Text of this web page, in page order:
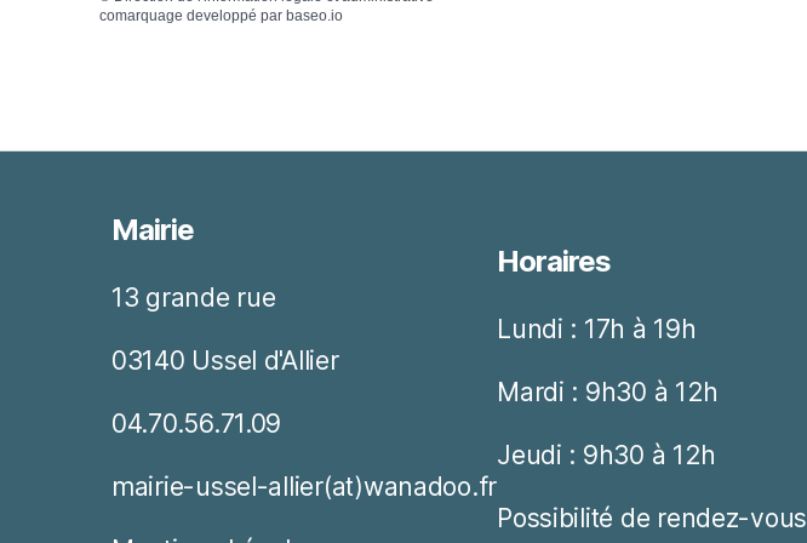
comarquage developpé par baseo.io
Mairie
13 grande rue
03140 Ussel d'Allier
04.70.56.71.09
mairie-ussel-allier(at)wanadoo.fr
Horaires
Lundi : 17h à 19h
Mardi : 9h30 à 12h
Jeudi : 9h30 à 12h
Possibilité de rendez-vous